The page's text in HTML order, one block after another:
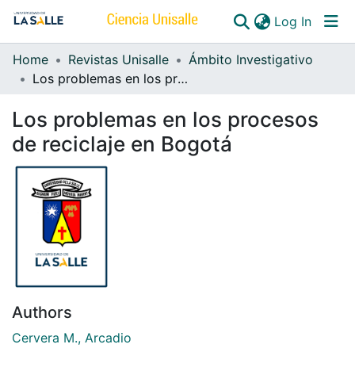
Log In
Communities & Collections
Home Revistas Unisalle
Ámbito Investigativo
Los problemas en los procesos de reciclaje en Bogotá
Los problemas en los procesos
de reciclaje en Bogotá
Authors
Cervera M., Arcadio